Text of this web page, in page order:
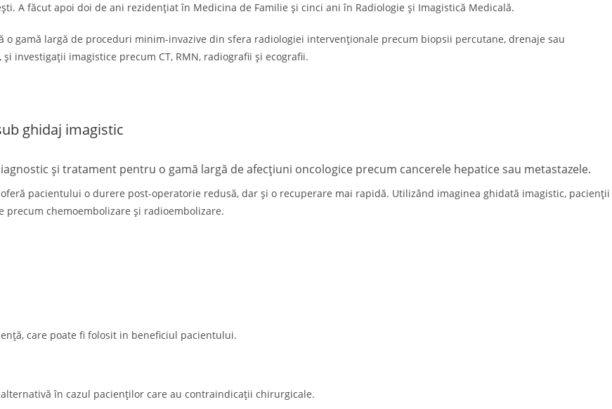
A făcut apoi doi de ani rezidențiat în Medicina de Familie și cinci ani în Radiologie și Imagistică Medicală.
o gamă largă de proceduri minim-invazive din sfera radiologiei intervenționale precum biopsii percutane, drenaje sau
investigații imagistice precum CT, RMN, radiografii și ecografii.
ghidaj imagistic
și tratament pentru o gamă largă de afecțiuni oncologice precum cancerele hepatice sau metastazele.
pacientului o durere post-operatorie redusă, dar și o recuperare mai rapidă. Utilizând imaginea ghidată imagistic, pacienții
chemoembolizare și radioembolizare.
care poate fi folosit in beneficiul pacientului.
în cazul pacienților care au contraindicații chirurgicale.